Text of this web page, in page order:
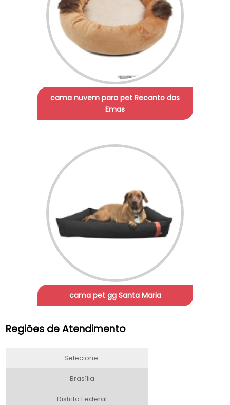
cama nuvem para pet Recanto das
Emas
cama pet gg Santa Maria
Regiões de Atendimento
Selecione:
Brasília
Distrito Federal